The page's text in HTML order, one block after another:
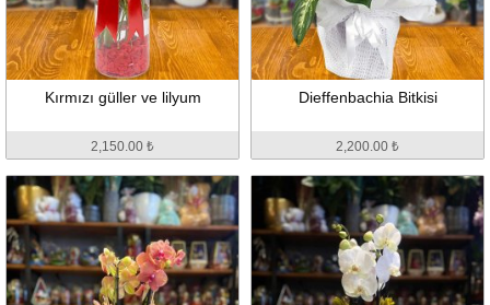
Kırmızı güller ve lilyum
2,150.00 ₺
Dieffenbachia Bitkisi
2,200.00 ₺